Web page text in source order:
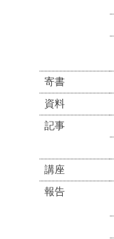
寄書
資料
記事
講座
報告